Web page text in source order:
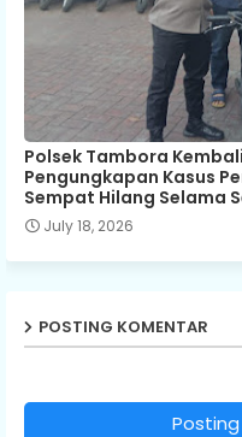
Polsek Tambora
Pengungkapan Kasus
Sempat Hilang Selama
July 18, 2026
POSTING KOMENTAR